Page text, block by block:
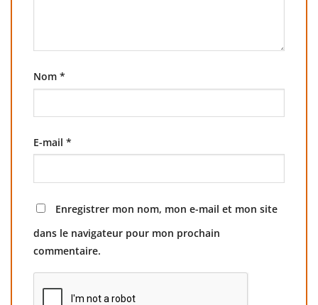
Nom *
E-mail *
Enregistrer mon nom, mon e-mail et mon site
dans le navigateur pour mon prochain
commentaire.